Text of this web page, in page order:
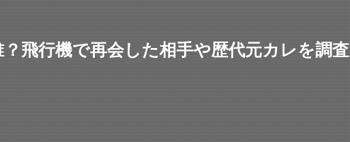
飛行機で再会した相手や歴代元カレを調査